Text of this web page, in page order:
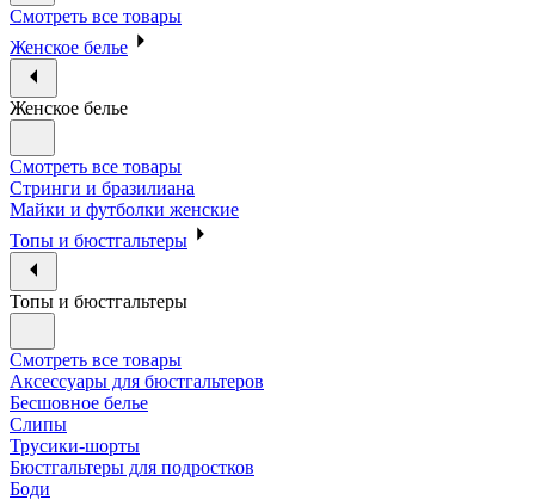
Смотреть все товары
Женское белье
Женское белье
Смотреть все товары
Стринги и бразилиана
Майки и футболки женские
Топы и бюстгальтеры
Топы и бюстгальтеры
Смотреть все товары
Аксессуары для бюстгальтеров
Бесшовное белье
Слипы
Трусики-шорты
Бюстгальтеры для подростков
Боди